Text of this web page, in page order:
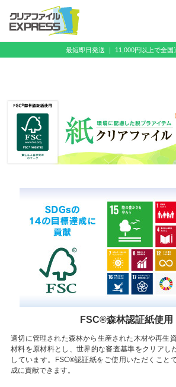
最短即日発送 ｜ 11,000円以上で全国
FSC®森林認証紙使用
適切に管理された森林から生産された木材や再生
材料を原材料とし、世界的な審査基準をクリアし
しています。FSC®認証紙をご使用いただくこと
成に貢献できます。